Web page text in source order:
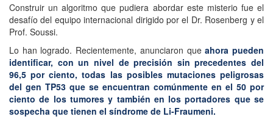
Construir un algoritmo que pudiera abordar este misterio fue el
desafío del equipo internacional dirigido por el Dr. Rosenberg y el
Prof. Soussi.
Lo han logrado. Recientemente, anunciaron queahora pueden
identificar, con un nivel de precisión sin precedentes del
96,5 por ciento, todas las posibles mutaciones peligrosas
del gen TP53 que se encuentran comúnmente en el 50 por
ciento de los tumores y también en los portadores que se
sospecha que tienen el síndrome de Li-Fraumeni.